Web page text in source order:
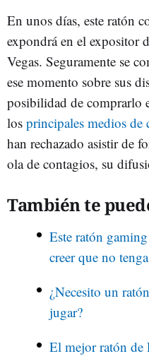
En unos días, este ratón
expondrá en el expositor
Vegas. Seguramente se
ese momento sobre sus
posibilidad de comprarlo
los principales medios de
han rechazado asistir de
ola de contagios, su
También te
Este ratón
creer que no
¿Necesito un
jugar?
El mejor ratón de